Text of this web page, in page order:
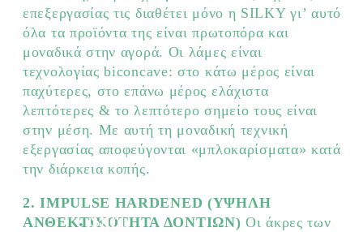
επεξεργασίας τις διαθέτει μόνο η SILKY γι’ αυτό
όλα τα προϊόντα της είναι πρωτοπόρα και
μοναδικά στην αγορά. Οι λάμες είναι
τεχνολογίας biconcave: στο κάτω μέρος είναι
παχύτερες, στο επάνω μέρος ελάχιστα
λεπτότερες & το λεπτότερο σημείο τους είναι
στην μέση. Με αυτή τη μοναδική τεχνική
εξεργασίας αποφεύγονται «μπλοκαρίσματα» κατά
την διάρκεια κοπής.
2. IMPULSE HARDENED (ΥΨΗΛΗ
ΑΝΘΕΚΤΙΚΟΤΗΤΑ ΔΟΝΤΙΩΝ) Οι άκρες των
Stihl